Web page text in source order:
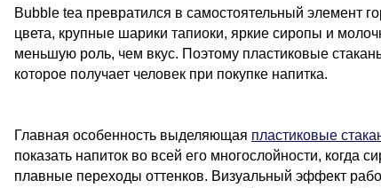
Bubble tea превратился в самостоятельный элемент
цвета, крупные шарики тапиоки, яркие сиропы и
меньшую роль, чем вкус. Поэтому пластиковые
которое получает человек при покупке напитка.
Главная особенность выделяющая пластиковые
показать напиток во всей его многослойности,
плавные переходы оттенков. Визуальный эффект